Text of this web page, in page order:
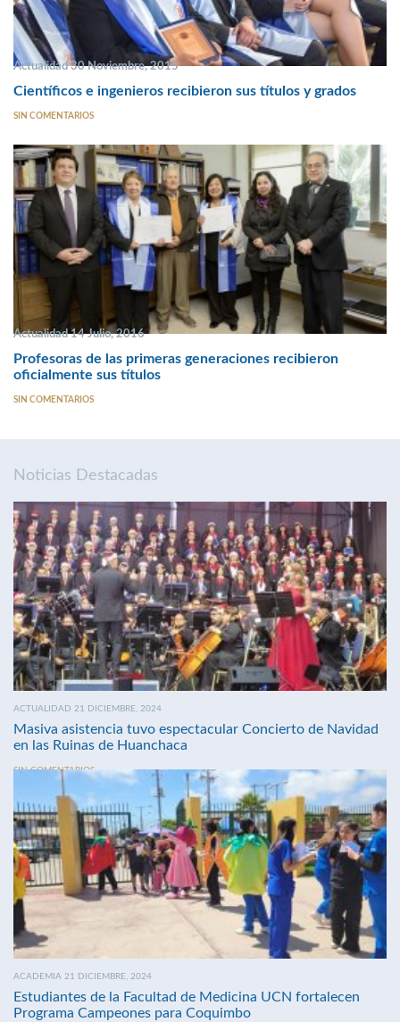
Actualidad 30 Noviembre, 2015
Científicos e ingenieros recibieron sus títulos y grados
SIN COMENTARIOS
Actualidad 14 Julio, 2016
Profesoras de las primeras generaciones recibieron
oficialmente sus títulos
SIN COMENTARIOS
Noticias Destacadas
ACTUALIDAD 21 DICIEMBRE, 2024
Masiva asistencia tuvo espectacular Concierto de Navidad
en las Ruinas de Huanchaca
SIN COMENTARIOS
ACADEMIA 21 DICIEMBRE, 2024
Estudiantes de la Facultad de Medicina UCN fortalecen
Programa Campeones para Coquimbo